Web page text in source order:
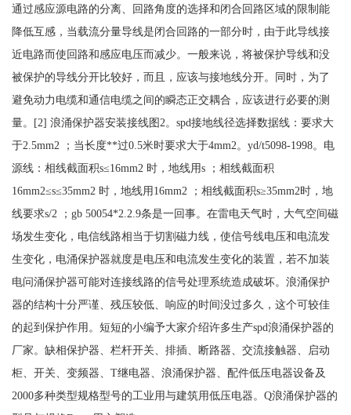
通过感应源电路的分离、回路角度的选择和闭合回路区域的限制能
降低互感，当载流分量导线是闭合回路的一部分时，由于此导线接
近电路而使回路和感应电压而减少。一般来说，将被保护导线和没
被保护的导线分开比较好，而且，应该与接地线分开。同时，为了
避免动力电缆和通信电缆之间的瞬态正交耦合，应该进行必要的测
量。 [2] 浪涌保护器安装接线图2。spd接地线径选择数据线：要求大
于2.5mm2 ；当长度**过0.5米时要求大于4mm2。yd/t5098-1998。电
源线：相线截面积s≤16mm2 时，地线用s ；相线截面积
16mm2≤s≤35mm2 时，地线用16mm2 ；相线截面积s≥35mm2时，地
线要求s/2 ；gb 50054*2.2.9条是一回事。在雷电天气时，大气空间磁
场发生变化，电信线路相当于切割磁力线，使信号线电压和电流发
生变化，电涌保护器就度是电压和电流发生变化的装置，若不加装
电问涌保护器可能对连接线路的信号处理系统造成破坏。浪涌保护
器的结构十分严谨、残压较低、响应的时间没过多久，这个可较佳
的起到保护作用。短短的小编予大家介绍许多生产spd浪涌保护器的
厂家。缺相保护器、栏杆开关、排插、断路器、交流接触器、启动
柜、开关、变频器、T继电器、浪涌保护器、配件低压电器设备及
2000多种类型规格型号的工业用与建筑用低压电器。Q浪涌保护器的